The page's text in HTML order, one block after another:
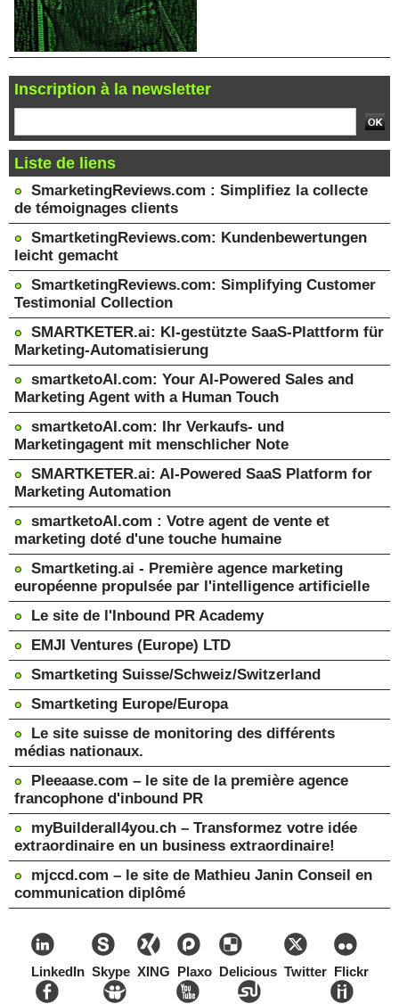
Inscription à la newsletter
Liste de liens
SmarketingReviews.com : Simplifiez la collecte
de témoignages clients
SmartketingReviews.com: Kundenbewertungen
leicht gemacht
SmartketingReviews.com: Simplifying Customer
Testimonial Collection
SMARTKETER.ai: KI-gestützte SaaS-Plattform für
Marketing-Automatisierung
smartketoAI.com: Your AI-Powered Sales and
Marketing Agent with a Human Touch
smartketoAI.com: Ihr Verkaufs- und
Marketingagent mit menschlicher Note
SMARTKETER.ai: AI-Powered SaaS Platform for
Marketing Automation
smartketoAI.com : Votre agent de vente et
marketing doté d'une touche humaine
Smartketing.ai - Première agence marketing
européenne propulsée par l'intelligence artificielle
Le site de l'Inbound PR Academy
EMJI Ventures (Europe) LTD
Smartketing Suisse/Schweiz/Switzerland
Smartketing Europe/Europa
Le site suisse de monitoring des différents
médias nationaux.
Pleeaase.com – le site de la première agence
francophone d'inbound PR
myBuilderall4you.ch – Transformez votre idée
extraordinaire en un business extraordinaire!
mjccd.com – le site de Mathieu Janin Conseil en
communication diplômé
LinkedIn Skype XING Plaxo Delicious Twitter Flickr